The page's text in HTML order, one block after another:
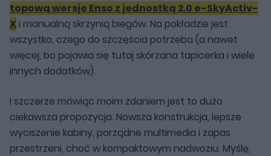
topową wersję Enso z jednostką 2.0 e-SkyActiv-
X i manualną skrzynią biegów. Na pokładzie jest
wszystko, czego do szczęścia potrzeba (a nawet
więcej, bo pojawia się tutaj skórzana tapicerka i wiele
innych dodatków).
I szczerze mówiąc moim zdaniem jest to dużo
ciekawsza propozycja. Nowsza konstrukcja, lepsze
wyciszenie kabiny, porządne multimedia i zapas
przestrzeni, choć w kompaktowym nadwoziu. Myślę,